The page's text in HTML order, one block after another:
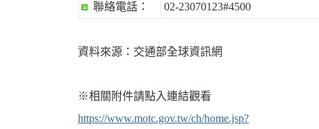
車
聯絡電話：
02-23070123#4500
資料來源：交通部全球資訊網
※相關附件請點入連結觀看
https://www.motc.gov.tw/ch/home.jsp?